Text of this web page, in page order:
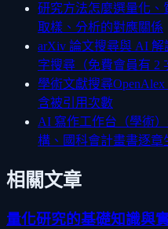
研究方法怎麼選量化、
取樣、分析的對應關係
arXiv 論文搜尋與 AI 解
字搜尋（免費會員有 2
學術文獻搜尋
含被引用次數
AI 寫作工作台（學術）
構、國科會計畫書逐章
相關文章
量化研究的基礎知識與